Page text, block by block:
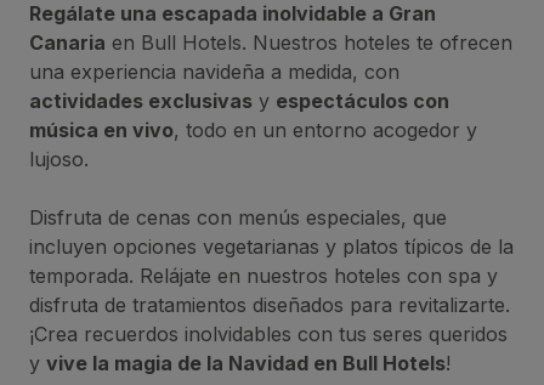
Regálate una escapada inolvidable a Gran
Canaria en Bull Hotels. Nuestros hoteles te ofrecen
una experiencia navideña a medida, con
actividades exclusivas y espectáculos con
música en vivo, todo en un entorno acogedor y
lujoso.
Disfruta de cenas con menús especiales, que
incluyen opciones vegetarianas y platos típicos de la
temporada. Relájate en nuestros hoteles con spa y
disfruta de tratamientos diseñados para revitalizarte.
¡Crea recuerdos inolvidables con tus seres queridos
y vive la magia de la Navidad en Bull Hotels!